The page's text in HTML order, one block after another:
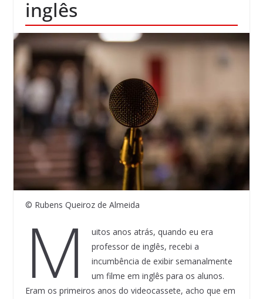
inglês
© Rubens Queiroz de Almeida
M
uitos anos atrás, quando eu era
professor de inglês, recebi a
incumbência de exibir semanalmente
um filme em inglês para os alunos.
Eram os primeiros anos do videocassete, acho que em